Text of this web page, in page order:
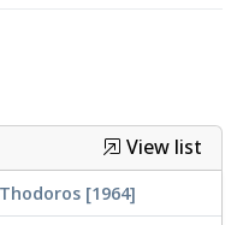
View list
[1964]